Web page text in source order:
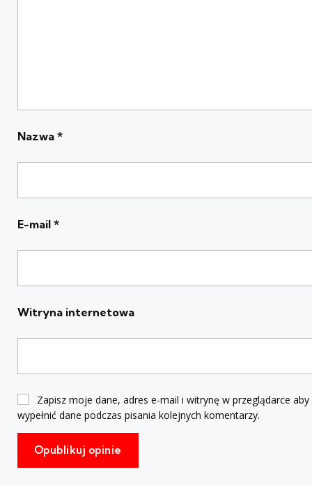
Nazwa *
E-mail *
Witryna internetowa
Zapisz moje dane, adres e-mail i witrynę w przeglądarce aby
wypełnić dane podczas pisania kolejnych komentarzy.